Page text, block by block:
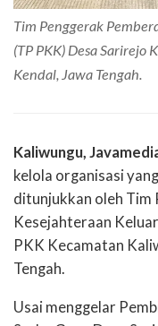
Tim Penggerak
(TP PKK) Desa
Kendal, Jawa Tengah.
Kaliwungu,
kelola organisasi
ditunjukkan oleh Tim
Kesejahteraan
PKK Kecamatan
Tengah.
Usai menggelar